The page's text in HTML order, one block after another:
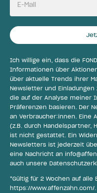
E-Mail
Ich willige ein, dass die
Informationen über
über aktuelle Trends ihrer
Newsletter und
die auf der Analyse meiner
Präferenzen basieren. Der
an Verbraucher:innen. Eine
(z.B. durch Handelspartner,
ist nicht gestattet. Ein
Newsletters ist jederzeit
eine Nachricht an
auch unsere
*Gültig für 2 Wochen auf
https://www.affenzahn.com/